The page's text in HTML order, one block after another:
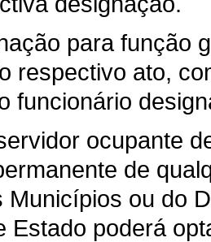
para função
respectivo ato,
funcionário
ocupante
de
Municípios ou do
Estado poderá